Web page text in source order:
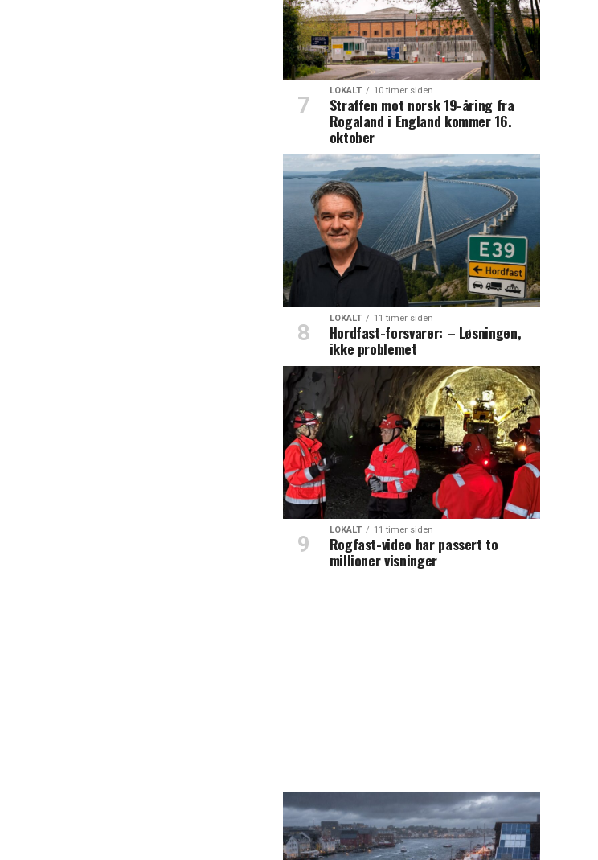
LOKALT 10 timer siden
Straffen mot norsk 19-åring fra
Rogaland i England kommer 16.
oktober
LOKALT 11 timer siden
Hordfast-forsvarer: – Løsningen,
ikke problemet
LOKALT 11 timer siden
Rogfast-video har passert to
millioner visninger